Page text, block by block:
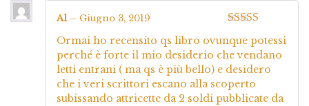
su
5
Al – Giugno 3, 2019
Ormai ho recensito qs libro ovunque potessi
perché è forte il mio desiderio che vendano
letti entrani ( ma qs è più bello) e desidero
che i veri scrittori escano alla scoperto
subissando attricette da 2 soldi pubblicate da